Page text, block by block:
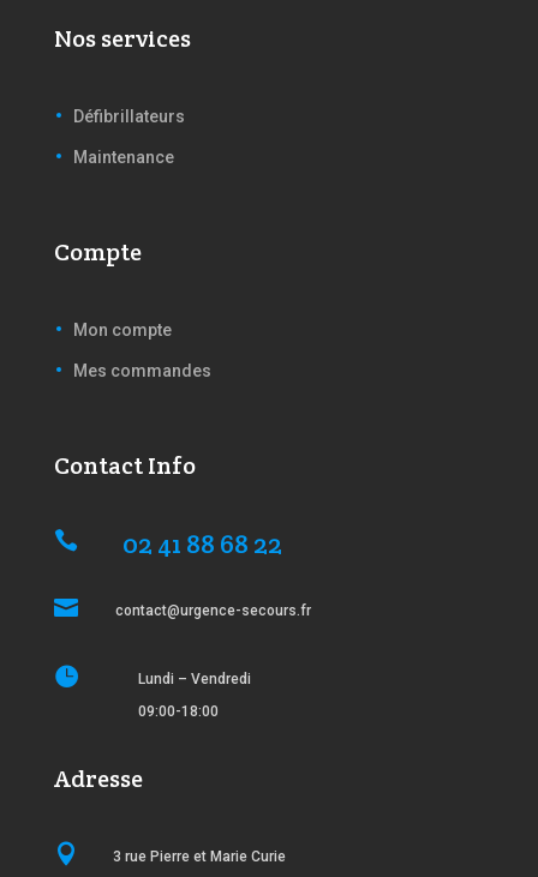
Nos services
Défibrillateurs
Maintenance
Compte
Mon compte
Mes commandes
Contact Info
 02 41 88 68 22
 contact@urgence-secours.fr

Lundi – Vendredi
09:00-18:00
Adresse
 3 rue Pierre et Marie Curie